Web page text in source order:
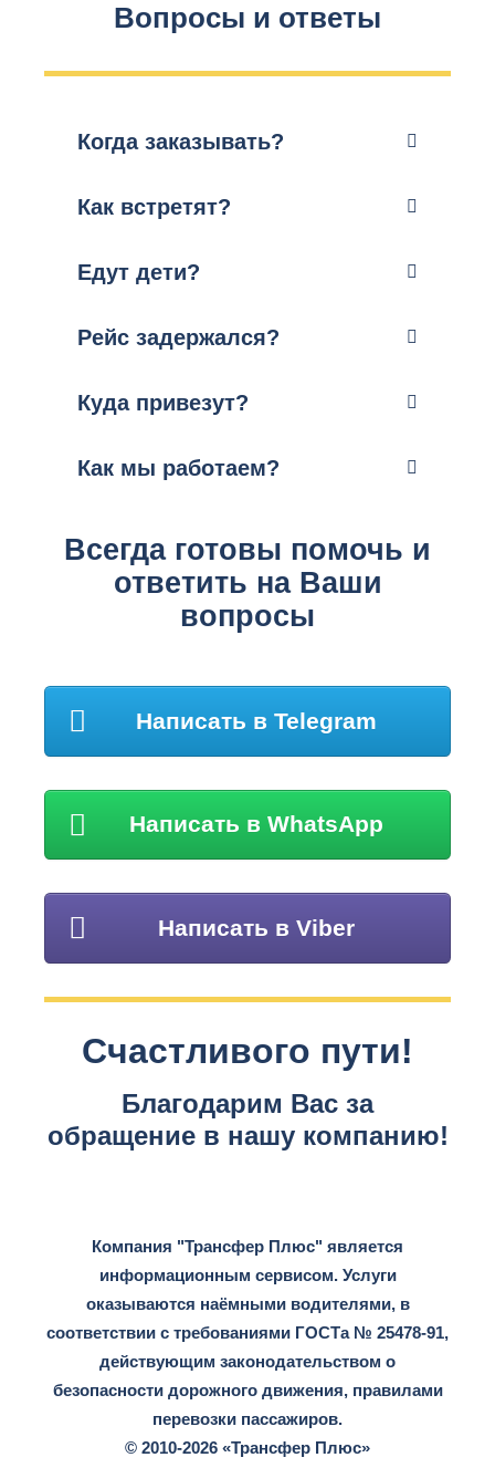
Вопросы и ответы
Когда заказывать?
Как встретят?
Едут дети?
Рейс задержался?
Куда привезут?
Как мы работаем?
Всегда готовы помочь и
ответить на Ваши
вопросы
Написать в Telegram
Написать в WhatsApp
Написать в Viber
Счастливого пути!
Благодарим Вас за
обращение в нашу компанию!
Компания "Трансфер Плюс" является
информационным сервисом. Услуги
оказываются наёмными водителями, в
соответствии с требованиями ГОСТа № 25478-91,
действующим законодательством о
безопасности дорожного движения, правилами
перевозки пассажиров.
© 2010-2026 «Трансфер Плюс»